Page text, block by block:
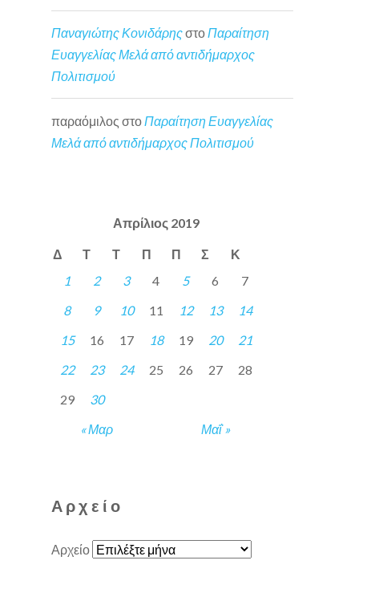
Παναγιώτης ΚονιδάρηςστοΠαραίτηση
Ευαγγελίας Μελά από αντιδήμαρχος
Πολιτισμού
παραόμιλος στο Παραίτηση Ευαγγελίας
Μελά από αντιδήμαρχος Πολιτισμού
Απρίλιος 2019
Δ Τ Τ Π Π Σ Κ
« Μαρ Μαΐ »
1 2 3 4 5 6
7
8
9 10 11 12 13
14
15
16 17 18 19 20
21
22
23 24 25 26 27
28
29
30
Αρχείο
Αρχείο